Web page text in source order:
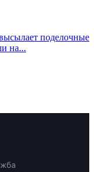
поделочные
на...